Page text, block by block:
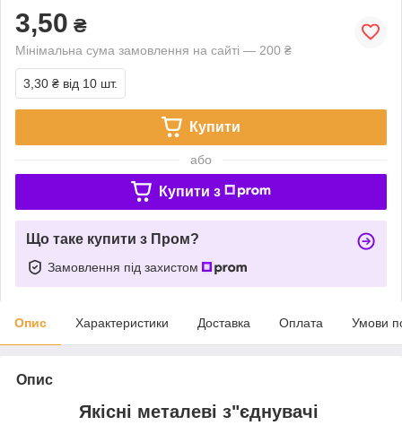
3,50 ₴
Мінімальна сума замовлення на сайті — 200 ₴
3,30 ₴ від 10 шт.
Купити
або
Купити з
Що таке купити з Пром?
Замовлення під захистом
Опис Характеристики Доставка Оплата Умови
Опис
Якісні металеві з"єднувачі